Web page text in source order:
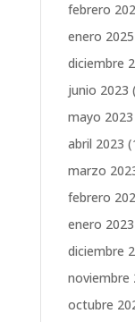
febrero
enero 2025
diciembre
junio 2023
mayo 2023
abril 2023
marzo
febrero
enero 2023
diciembre
noviembre
octubre